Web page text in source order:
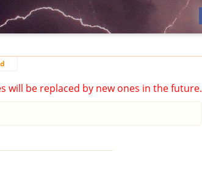
will be replaced by new ones in the future.